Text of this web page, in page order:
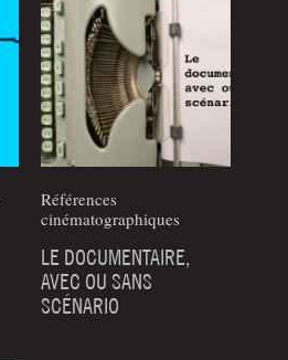
Références
cinématographiques
LE DOCUMENTAIRE,
AVEC OU SANS
SCÉNARIO